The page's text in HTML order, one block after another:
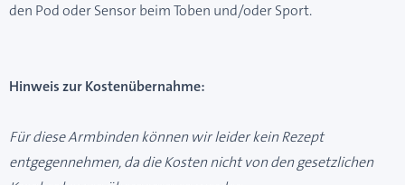
den Pod oder Sensor beim Toben und/oder Sport.
Hinweis zur Kostenübernahme:
Für diese Armbinden können wir leider kein Rezept
entgegennehmen, da die Kosten nicht von den gesetzlichen